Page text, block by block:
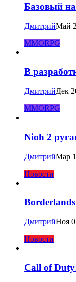
Базовый
ДмитрийМай
MMORPG
В
ДмитрийДек
MMORPG
Nioh 2
ДмитрийМар
Новости
ДмитрийНоя
Новости
Call of